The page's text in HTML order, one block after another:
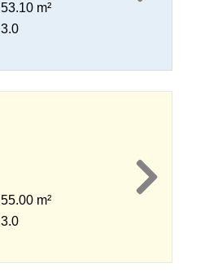
53.10 m²
3.0
55.00 m²
3.0